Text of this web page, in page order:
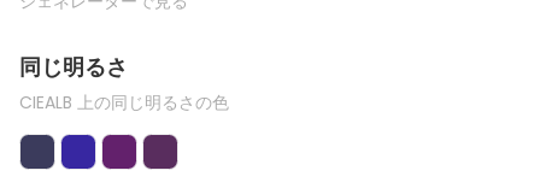
同じ明るさ
CIEALB 上の同じ明るさの色